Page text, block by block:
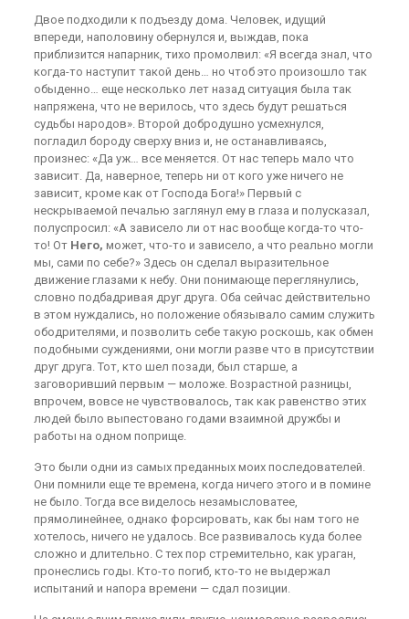
Двое подходили к подъезду дома. Человек, идущий
впереди, наполовину обернулся и, выждав, пока
приблизится напарник, тихо промолвил: «Я всегда знал, что
когда-то наступит такой день… но чтоб это произошло так
обыденно… еще несколько лет назад ситуация была так
напряжена, что не верилось, что здесь будут решаться
судьбы народов». Второй добродушно усмехнулся,
погладил бороду сверху вниз и, не останавливаясь,
произнес: «Да уж… все меняется. От нас теперь мало что
зависит. Да, наверное, теперь ни от кого уже ничего не
зависит, кроме как от Господа Бога!» Первый с
нескрываемой печалью заглянул ему в глаза и полусказал,
полуспросил: «А зависело ли от нас вообще когда-то что-
то! От Него, может, что-то и зависело, а что реально могли
мы, сами по себе?» Здесь он сделал выразительное
движение глазами к небу. Они понимающе переглянулись,
словно подбадривая друг друга. Оба сейчас действительно
в этом нуждались, но положение обязывало самим служить
ободрителями, и позволить себе такую роскошь, как обмен
подобными суждениями, они могли разве что в присутствии
друг друга. Тот, кто шел позади, был старше, а
заговоривший первым — моложе. Возрастной разницы,
впрочем, вовсе не чувствовалось, так как равенство этих
людей было выпестовано годами взаимной дружбы и
работы на одном поприще.
Это были одни из самых преданных моих последователей.
Они помнили еще те времена, когда ничего этого и в помине
не было. Тогда все виделось незамысловатее,
прямолинейнее, однако форсировать, как бы нам того не
хотелось, ничего не удалось. Все развивалось куда более
сложно и длительно. С тех пор стремительно, как ураган,
пронеслись годы. Кто-то погиб, кто-то не выдержал
испытаний и напора времени — сдал позиции.